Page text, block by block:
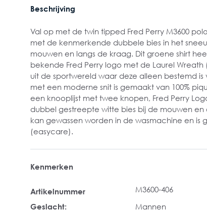
Beschrijving
Val op met de twin tipped Fred Perry M3600
met de kenmerkende dubbele bies in het
mouwen en langs de kraag. Dit groene shirt
bekende Fred Perry logo met de Laurel
uit de sportwereld waar deze alleen bestemd
met een moderne snit is gemaakt van 100%
een knooplijst met twee knopen, Fred Perry
dubbel gestreepte witte bies bij de mouwen en
kan gewassen worden in de wasmachine en is
(easycare).
Kenmerken
Artikelnummer
M3600-406
Geslacht:
Mannen